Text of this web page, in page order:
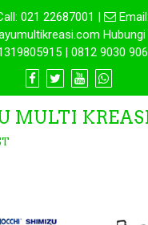
021 22687001 |
Email:
| 0812 9030
MULTI